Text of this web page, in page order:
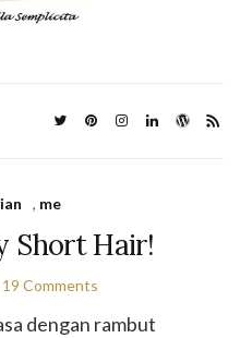
, me
Short Hair!
19 Comments
dengan rambut